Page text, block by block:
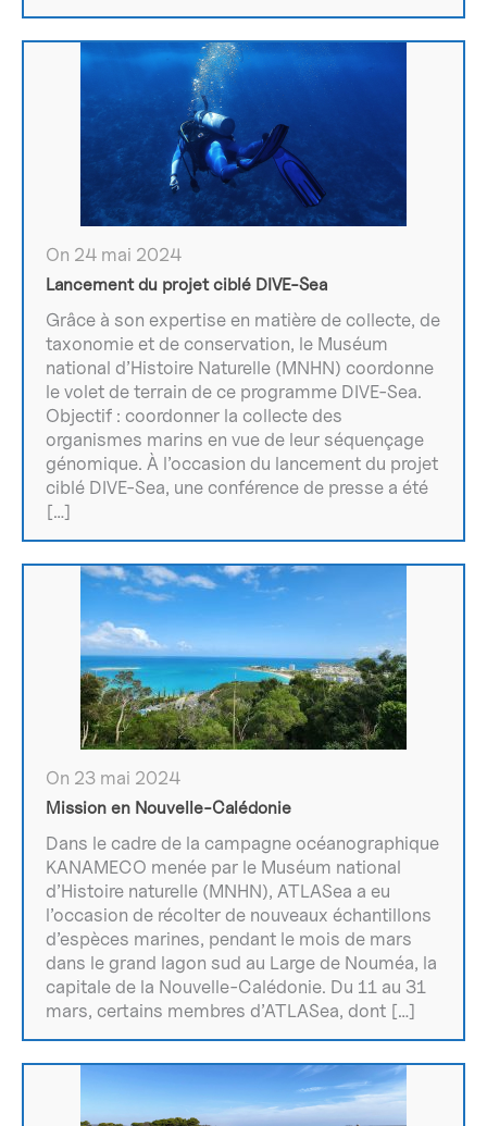
On 24 mai 2024
Lancement du projet ciblé DIVE-Sea
Grâce à son expertise en matière de collecte, de
taxonomie et de conservation, le Muséum
national d’Histoire Naturelle (MNHN) coordonne
le volet de terrain de ce programme DIVE-Sea.
Objectif : coordonner la collecte des
organismes marins en vue de leur séquençage
génomique. À l’occasion du lancement du projet
ciblé DIVE-Sea, une conférence de presse a été
[…]
On 23 mai 2024
Mission en Nouvelle-Calédonie
Dans le cadre de la campagne océanographique
KANAMECO menée par le Muséum national
d’Histoire naturelle (MNHN), ATLASea a eu
l’occasion de récolter de nouveaux échantillons
d’espèces marines, pendant le mois de mars
dans le grand lagon sud au Large de Nouméa, la
capitale de la Nouvelle-Calédonie. Du 11 au 31
mars, certains membres d’ATLASea, dont […]